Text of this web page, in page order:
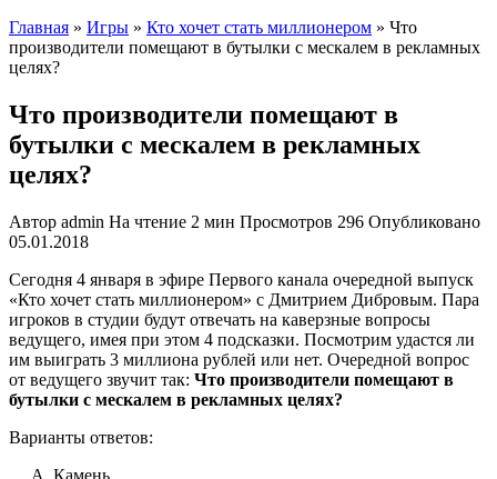
Главная » Игры » Кто хочет стать миллионером » Что
производители помещают в бутылки с мескалем в рекламных
целях?
Что производители помещают в
бутылки с мескалем в рекламных
целях?
Автор admin На чтение 2 мин Просмотров 296 Опубликовано
05.01.2018
Сегодня 4 января в эфире Первого канала очередной выпуск
«Кто хочет стать миллионером» с Дмитрием Дибровым. Пара
игроков в студии будут отвечать на каверзные вопросы
ведущего, имея при этом 4 подсказки. Посмотрим удастся ли
им выиграть 3 миллиона рублей или нет. Очередной вопрос
от ведущего звучит так: Что производители помещают в
бутылки с мескалем в рекламных целях?
Варианты ответов:
Камень.